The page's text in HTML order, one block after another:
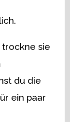
trockne sie
du die
ein paar